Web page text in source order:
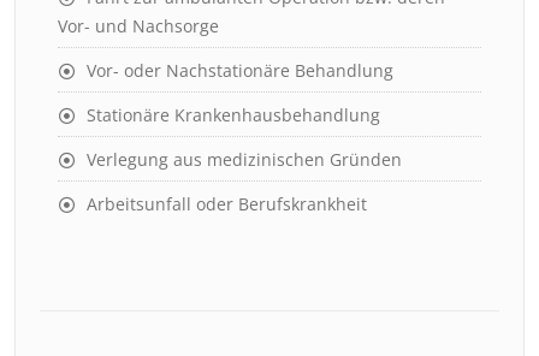
Vor- und Nachsorge
Vor- oder Nachstationäre Behandlung
Stationäre Krankenhausbehandlung
Verlegung aus medizinischen Gründen
Arbeitsunfall oder Berufskrankheit